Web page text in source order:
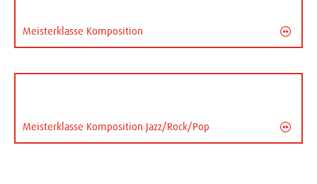
Meisterklasse Komposition
Meisterklasse Komposition Jazz/Rock/Pop